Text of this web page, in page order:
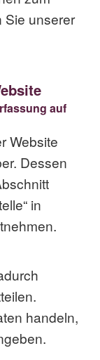
Sie unserer
auf
Website
Dessen
in
handeln,